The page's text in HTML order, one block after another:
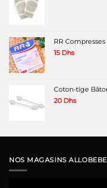
RR
15 Dhs
Coton-tige
20 Dhs
NOS MAGASINS ALLOBEBE